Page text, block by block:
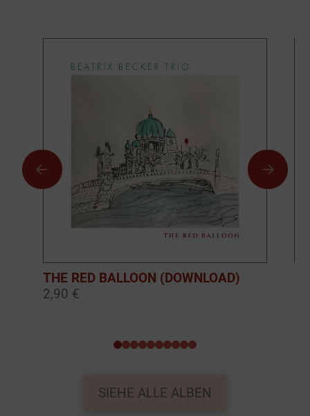
THE RED BALLOON (DOWNLOAD)
2,90 €
0123456789
SIEHE ALLE ALBEN